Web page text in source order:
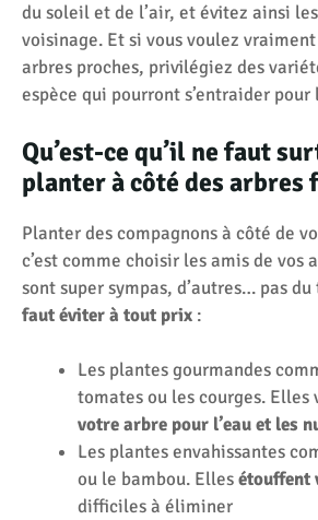
du soleil et de l’air, et évitez ainsi
voisinage. Et si vous voulez
arbres proches, privilégiez des
espèce qui pourront s’entraider
Qu’est-ce qu’il ne faut
planter à côté des arbres
Planter des compagnons à côté de
c’est comme choisir les amis de vos
sont super sympas, d’autres… pas
faut éviter à tout prix :
Les plantes gourmandes
tomates ou les courges. Elles
votre arbre pour l’eau et les
Les plantes envahissantes
ou le bambou. Ellesétouffent
difficiles à éliminer